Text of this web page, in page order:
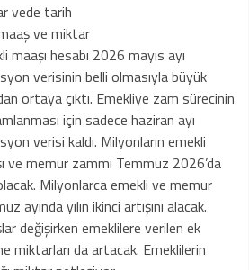
vede tarih
ve miktar
maaşı hesabı 2026 mayıs ayı
verisinin belli olmasıyla büyük
ortaya çıktı. Emekliye zam sürecinin
için sadece haziran ayı
verisi kaldı. Milyonların emekli
ve memur zammı Temmuz 2026’da
Milyonlarca emekli ve memur
ayında yılın ikinci artışını alacak.
değişirken emeklilere verilen ek
miktarları da artacak. Emeklilerin